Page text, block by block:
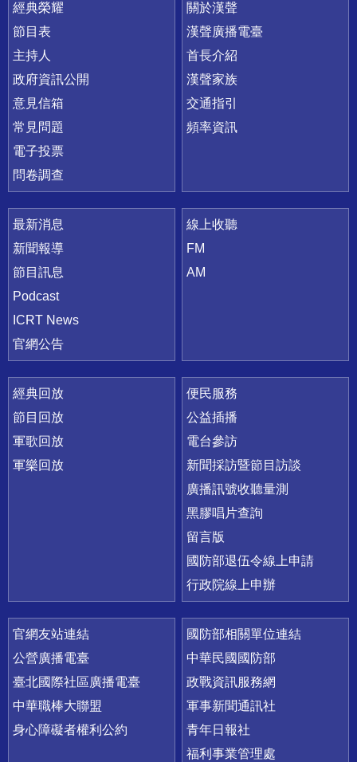
快速連結
經典榮耀
節目表
主持人
政府資訊公開
意見信箱
常見問題
電子投票
問卷調查
關於漢聲
漢聲廣播電臺
首長介紹
漢聲家族
交通指引
頻率資訊
最新消息
新聞報導
節目訊息
Podcast
ICRT News
官網公告
線上收聽
FM
AM
經典回放
節目回放
軍歌回放
軍樂回放
便民服務
公益插播
電台參訪
新聞採訪暨節目訪談
廣播訊號收聽量測
黑膠唱片查詢
留言版
國防部退伍令線上申請
行政院線上申辦
官網友站連結
公營廣播電臺
臺北國際社區廣播電臺
中華職棒大聯盟
身心障礙者權利公約
國防部相關單位連結
中華民國國防部
政戰資訊服務網
軍事新聞通訊社
青年日報社
福利事業管理處